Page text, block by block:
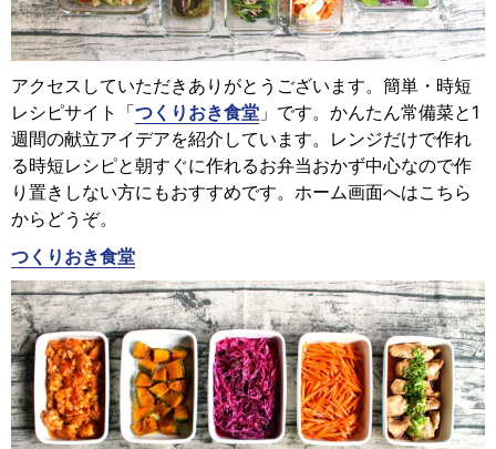
アクセスしていただきありがとうございます。簡単・時短
レシピサイト「つくりおき食堂 」です。かんたん常備菜と1
週間の献立アイデアを紹介しています。レンジだけで作れ
る時短レシピと朝すぐに作れるお弁当おかず中心なので作
り置きしない方にもおすすめです。ホーム画面へはこちら
からどうぞ。
つくりおき食堂